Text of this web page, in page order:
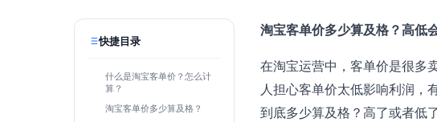
快捷目录
什么是淘宝客单价？怎么计
算？
淘宝客单价多少算及格？
淘宝客单价多少算及格？高低
在淘宝运营中，客单价是很多
人担心客单价太低影响利润，
到底多少算及格？高了或者低